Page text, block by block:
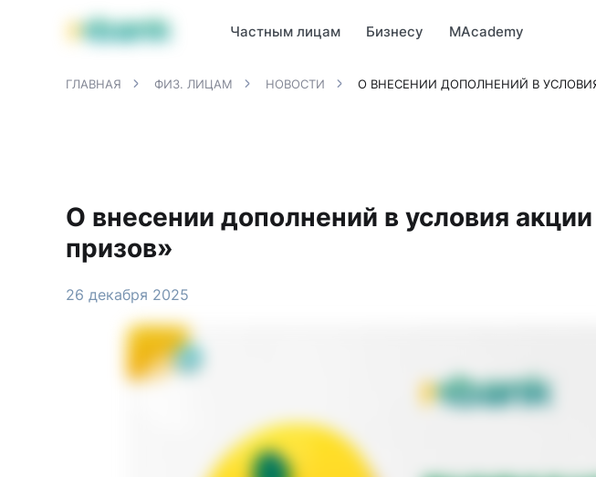
Продукты MBANK MJunior
Частным лицам Бизнесу MAcademy
ГЛАВНАЯ ФИЗ. ЛИЦАМ НОВОСТИ О ВНЕСЕНИИ ДОПОЛНЕНИЙ В
О внесении дополнений в условия
призов»
26 декабря 2025